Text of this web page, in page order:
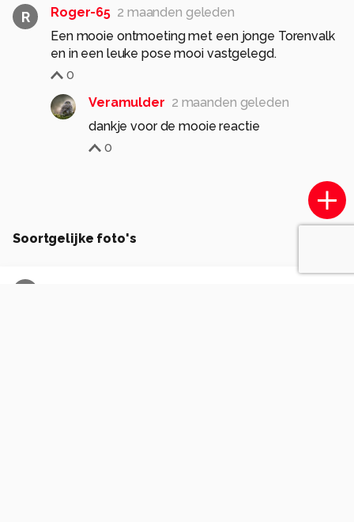
R Roger-65 2 maanden geleden
Een mooie ontmoeting met een jonge Torenvalk
en in een leuke pose mooi vastgelegd.
0
Veramulder 2 maanden geleden
dankje voor de mooie reactie
0
Soortgelijke foto's